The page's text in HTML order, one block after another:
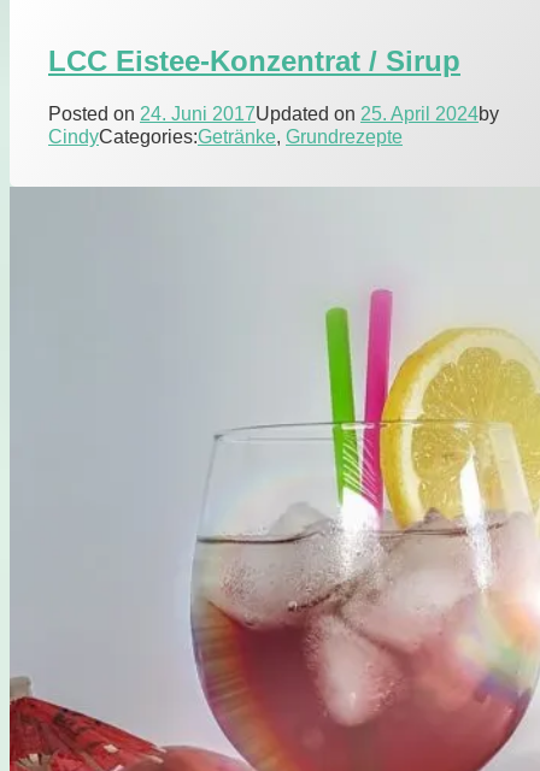
Xucker
LCC Eistee-Konzentrat / Sirup
Posted on 24. Juni 2017Updated on 25. April 2024by
CindyCategories:Getränke, Grundrezepte